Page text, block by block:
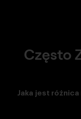
Często
Jaka jest różnica